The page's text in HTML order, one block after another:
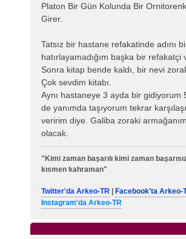
Platon Bir Gün Kolunda Bir
Girer.
Tatsız bir hastane refakatinde adını
hatırlayamadığım başka bir refakatçi
Sonra kitap bende kaldı, bir nevi
Çok sevdim kitabı.
Aynı hastaneye 3 ayda bir gidiyorum
de yanımda taşıyorum tekrar
veririm diye. Galiba zoraki
olacak.
"Kimi zaman başarılı kimi zaman
kısmen kahraman"
Twitter'da Arkeo-TR| Facebook'ta Arkeo-
Instagram'da Arkeo-TR